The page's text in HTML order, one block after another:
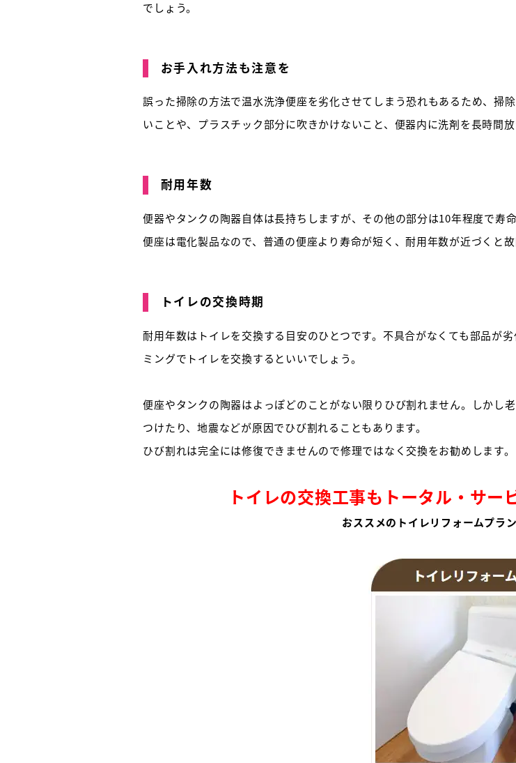
でしょう。
お手入れ方法も注意を
誤った掃除の方法で温水洗浄便座を劣化させてしまう恐れもあるため、掃
いことや、プラスチック部分に吹きかけないこと、便器内に洗剤を長時間
耐用年数
便器やタンクの陶器自体は長持ちしますが、その他の部分は10年程度で寿
便座は電化製品なので、普通の便座より寿命が短く、耐用年数が近づくと
トイレの交換時期
耐用年数はトイレを交換する目安のひとつです。不具合がなくても部品が
ミングでトイレを交換するといいでしょう。
便座やタンクの陶器はよっぽどのことがない限りひび割れません。しかし
つけたり、地震などが原因でひび割れることもあります。
ひび割れは完全には修復できませんので修理ではなく交換をお勧めします。
トイレの交換工事もトータル・サ
おススメのトイレリフォームプ